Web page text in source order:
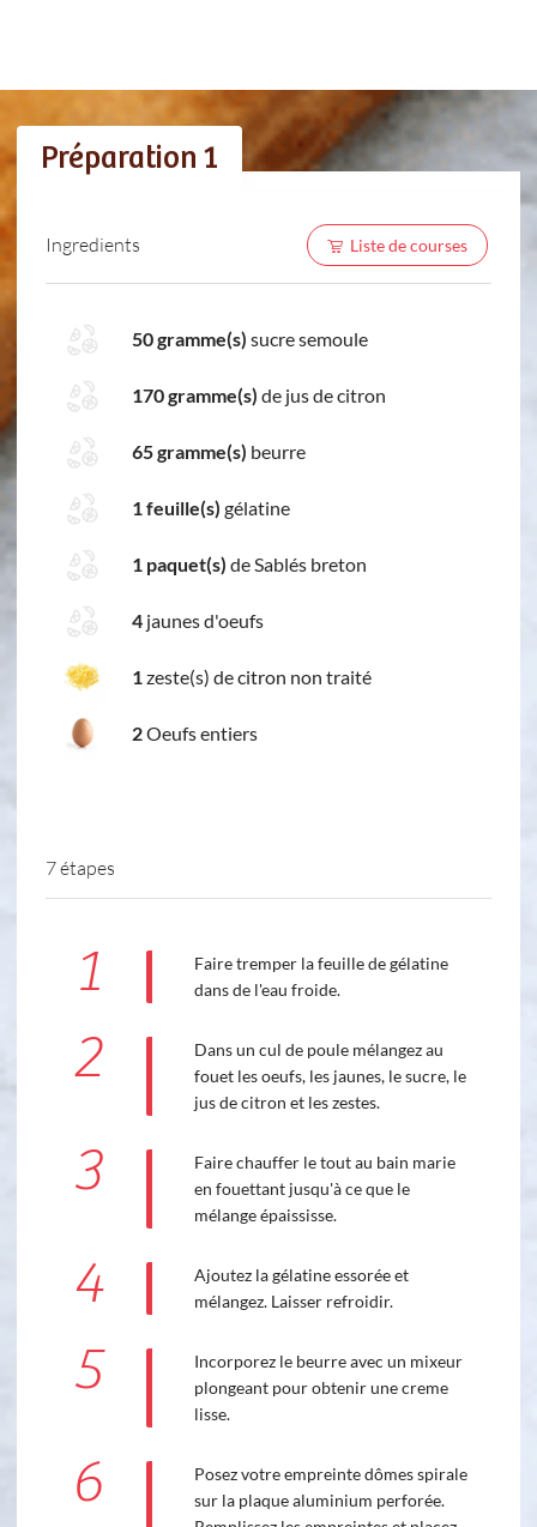
Préparation 1
Ingredients Liste de courses
50 gramme(s) sucre semoule
170 gramme(s) de jus de citron
65 gramme(s) beurre
1 feuille(s) gélatine
1 paquet(s) de Sablés breton
4 jaunes d'oeufs
1zeste(s) de citron non traité
2Oeufs entiers
7 étapes
1
Faire tremper la feuille de gélatine
dans de l'eau froide.
2
Dans un cul de poule mélangez au
fouet les oeufs, les jaunes, le sucre, le
jus de citron et les zestes.
3
Faire chauffer le tout au bain marie
en fouettant jusqu'à ce que le
mélange épaississe.
4
Ajoutez la gélatine essorée et
mélangez. Laisser refroidir.
5
Incorporez le beurre avec un mixeur
plongeant pour obtenir une creme
lisse.
6
Posez votre empreinte dômes spirale
sur la plaque aluminium perforée.